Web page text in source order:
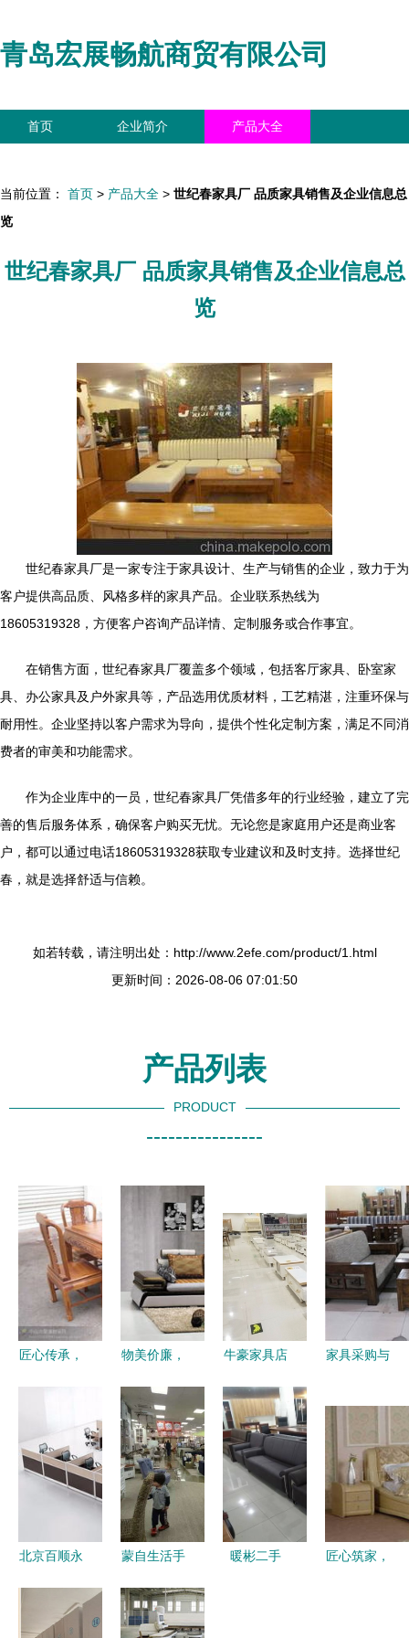
青岛宏展畅航商贸有限公司
首页 企业简介 产品大全
当前位置： 首页 > 产品大全 > 世纪春家具厂 品质家具销售及企业信息总
览
世纪春家具厂 品质家具销售及企业信息总
览
世纪春家具厂是一家专注于家具设计、生产与销售的企业，致力于为
客户提供高品质、风格多样的家具产品。企业联系热线为
18605319328，方便客户咨询产品详情、定制服务或合作事宜。
在销售方面，世纪春家具厂覆盖多个领域，包括客厅家具、卧室家
具、办公家具及户外家具等，产品选用优质材料，工艺精湛，注重环保与
耐用性。企业坚持以客户需求为导向，提供个性化定制方案，满足不同消
费者的审美和功能需求。
作为企业库中的一员，世纪春家具厂凭借多年的行业经验，建立了完
善的售后服务体系，确保客户购买无忧。无论您是家庭用户还是商业客
户，都可以通过电话18605319328获取专业建议和及时支持。选择世纪
春，就是选择舒适与信赖。
如若转载，请注明出处：http://www.2efe.com/product/1.html
更新时间：2026-08-06 07:01:50
产品列表
PRODUCT
----------------
匠心传承，
沙溪镇鹏成
家具厂销售
纪实
物美价廉，
深度解析健
昌昌华沙发
布艺CM05
转角沙发
牛豪家具店
品质生活新
选择
家具采购与
从厂家到销
解析
北京百顺永
直销到二手
蒙自生活手
一条微信
暖彬二手
匠心筑家，